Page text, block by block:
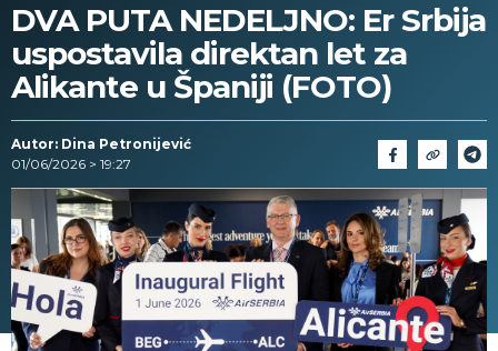
DVA PUTA NEDELJNO: Er Srbija
uspostavila direktan let za
Alikante u Španiji (FOTO)
Autor: Dina Petronijević
01/06/2026 > 19:27